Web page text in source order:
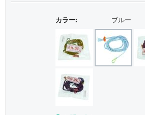
カラー: ブルー